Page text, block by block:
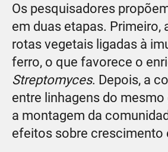
Os pesquisadores
em duas etapas. Primeiro,
rotas vegetais ligadas à
ferro, o que favorece o
Streptomyces. Depois, a
entre linhagens do
a montagem da
efeitos sobre crescimento